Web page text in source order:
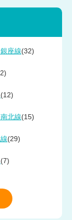
座線(32)
(12)
北線(15)
(29)
(7)